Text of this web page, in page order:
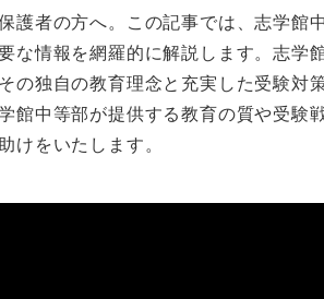
護者の方へ。この記事では、志学館
な情報を網羅的に解説します。志学
の独自の教育理念と充実した受験対
館中等部が提供する教育の質や受験
けをいたします。